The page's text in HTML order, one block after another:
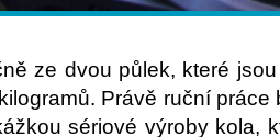
ze dvou půlek, které
Právě ruční práce
sériové výroby kola,